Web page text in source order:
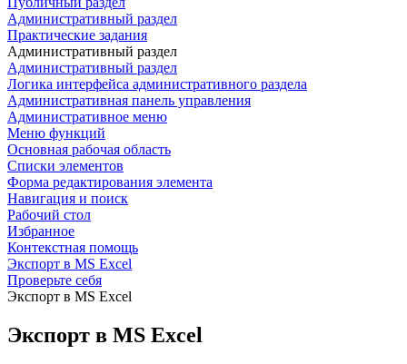
Административный раздел
Практические задания
Административный раздел
Административный раздел
Логика интерфейса административного раздела
Административная панель управления
Административное меню
Меню функций
Основная рабочая область
Списки элементов
Форма редактирования элемента
Навигация и поиск
Рабочий стол
Избранное
Контекстная помощь
Экспорт в MS Excel
Проверьте себя
Экспорт в MS Excel
Экспорт в MS Excel